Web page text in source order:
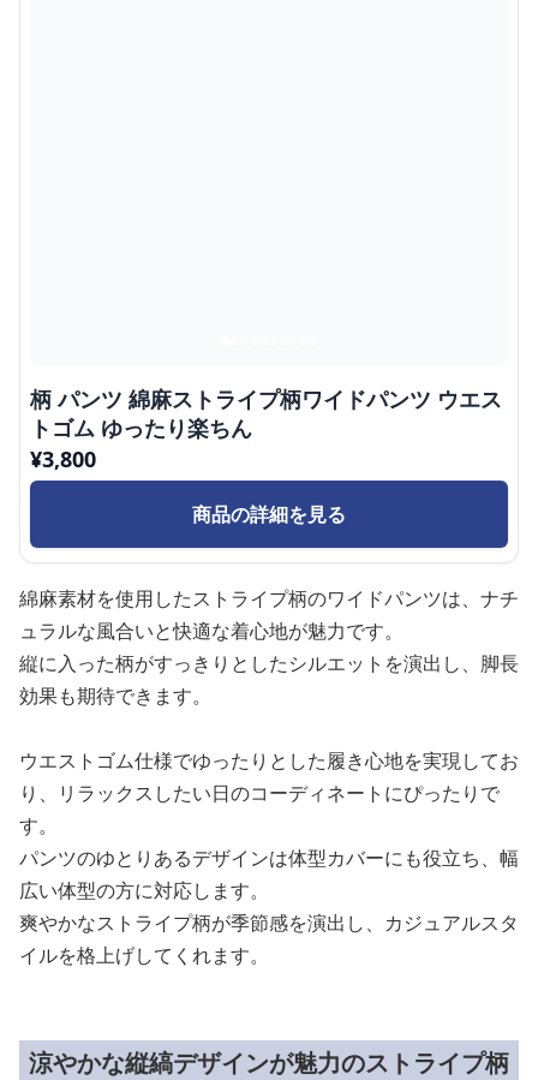
柄 パンツ 綿麻ストライプ柄ワイドパンツ ウエス
トゴム ゆったり楽ちん
¥3,800
商品の詳細を見る
綿麻素材を使用したストライプ柄のワイドパンツは、ナチ
ュラルな風合いと快適な着心地が魅力です。
縦に入った柄がすっきりとしたシルエットを演出し、脚長
効果も期待できます。
ウエストゴム仕様でゆったりとした履き心地を実現してお
り、リラックスしたい日のコーディネートにぴったりで
す。
パンツのゆとりあるデザインは体型カバーにも役立ち、幅
広い体型の方に対応します。
爽やかなストライプ柄が季節感を演出し、カジュアルスタ
イルを格上げしてくれます。
涼やかな縦縞デザインが魅力のストライプ柄